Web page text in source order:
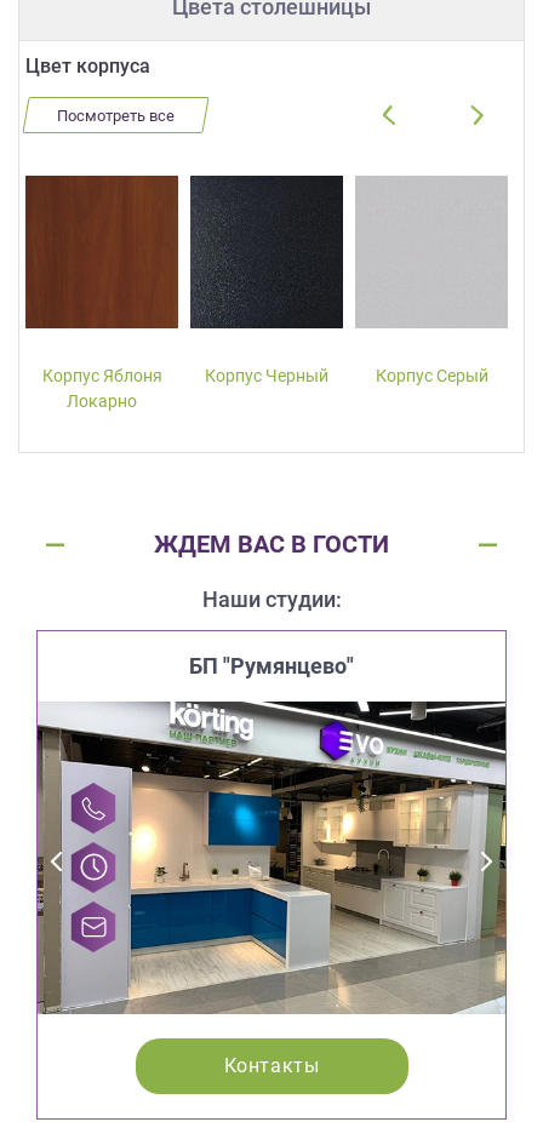
Цвета столешницы
Цвет корпуса
Посмотреть все
Корпус Яблоня
Локарно
Корпус Черный Корпус Серый
ЖДЕМ ВАС В ГОСТИ
Наши студии:
БП "Румянцево"
Контакты